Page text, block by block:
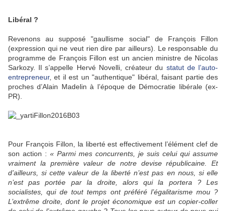
Libéral ?
Revenons au supposé "gaullisme social" de François Fillon
(expression qui ne veut rien dire par ailleurs). Le responsable du
programme de François Fillon est un ancien ministre de Nicolas
Sarkozy. Il s’appelle Hervé Novelli, créateur du statut de l’auto-
entrepreneur, et il est un "authentique" libéral, faisant partie des
proches d’Alain Madelin à l’époque de Démocratie libérale (ex-
PR).
Pour François Fillon, la liberté est effectivement l’élément clef de
son action : « Parmi mes concurrents, je suis celui qui assume
vraiment la première valeur de notre devise républicaine. Et
d’ailleurs, si cette valeur de la liberté n’est pas en nous, si elle
n’est pas portée par la droite, alors qui la portera ? Les
socialistes, qui de tout temps ont préféré l’égalitarisme mou ?
L’extrême droite, dont le projet économique est un copier-coller